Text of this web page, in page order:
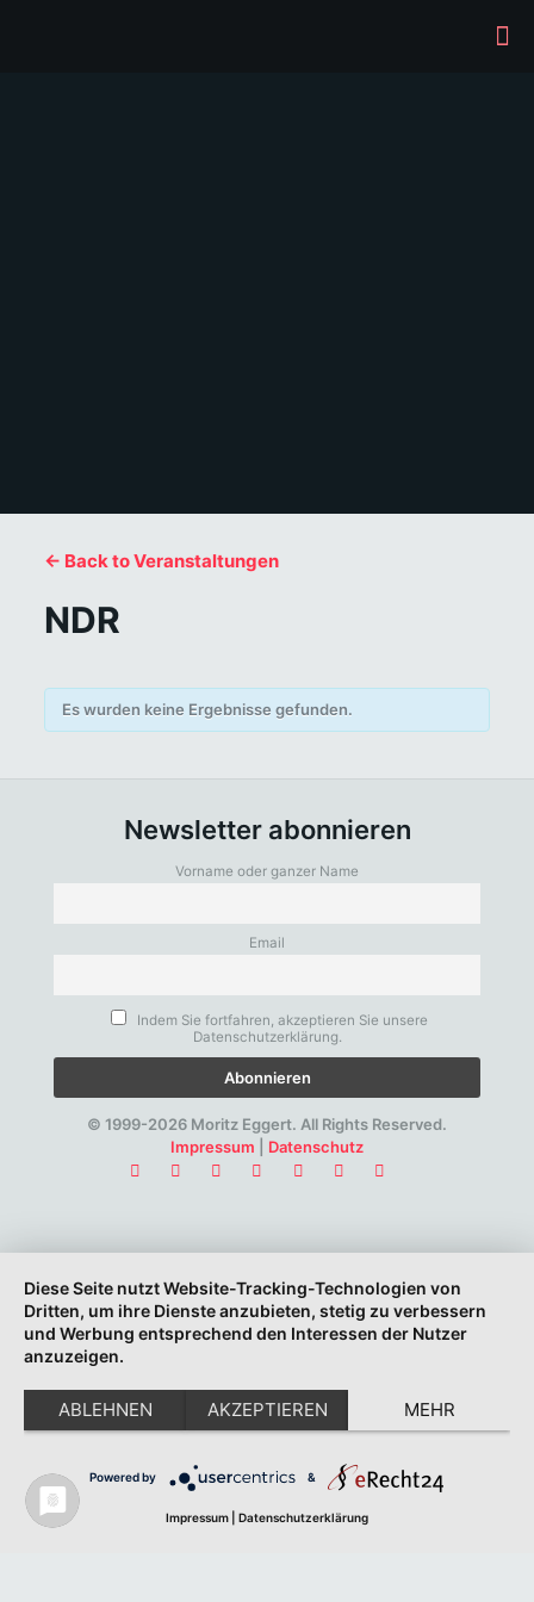
← Back to Veranstaltungen
NDR
Es wurden keine Ergebnisse gefunden.
Newsletter abonnieren
Vorname oder ganzer Name
Email
Indem Sie fortfahren, akzeptieren Sie unsere
Datenschutzerklärung.
© 1999-2026 Moritz Eggert. All Rights Reserved.
Impressum
Datenschutz
Diese Seite nutzt Website-Tracking-Technologien von
Dritten, um ihre Dienste anzubieten, stetig zu verbessern
und Werbung entsprechend den Interessen der Nutzer
anzuzeigen.
ABLEHNEN AKZEPTIEREN MEHR
Powered by &
Impressum Datenschutzerklärung